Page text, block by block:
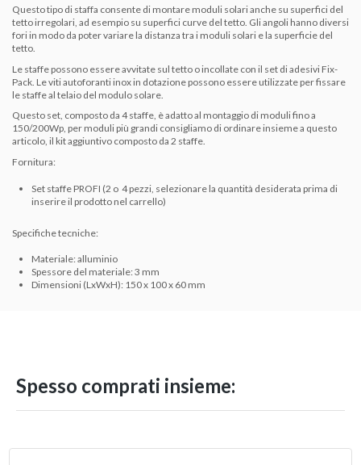
Questo tipo di staffa consente di montare moduli solari anche su superfici del
tetto irregolari, ad esempio su superfici curve del tetto. Gli angoli hanno diversi
fori in modo da poter variare la distanza tra i moduli solari e la superficie del
tetto.
Le staffe possono essere avvitate sul tetto o incollate con il set di adesivi Fix-
Pack Le viti autoforanti inox in dotazione possono essere utilizzate per fissare
le staffe al telaio del modulo solare.
Questo set, composto da 4 staffe, è adatto al montaggio di moduli fino a
150/200Wp, per moduli più grandi consigliamo di ordinare insieme a questo
articolo, il kit aggiuntivo composto da 2 staffe.
Fornitura:
Set staffe PROFI (2 o 4 pezzi, selezionare la quantità desiderata prima di
inserire il prodotto nel carrello)
Specifiche tecniche:
Materiale: alluminio
Spessore del materiale: 3 mm
Dimensioni (LxWxH): 150 x 100 x 60 mm
Spesso comprati insieme: